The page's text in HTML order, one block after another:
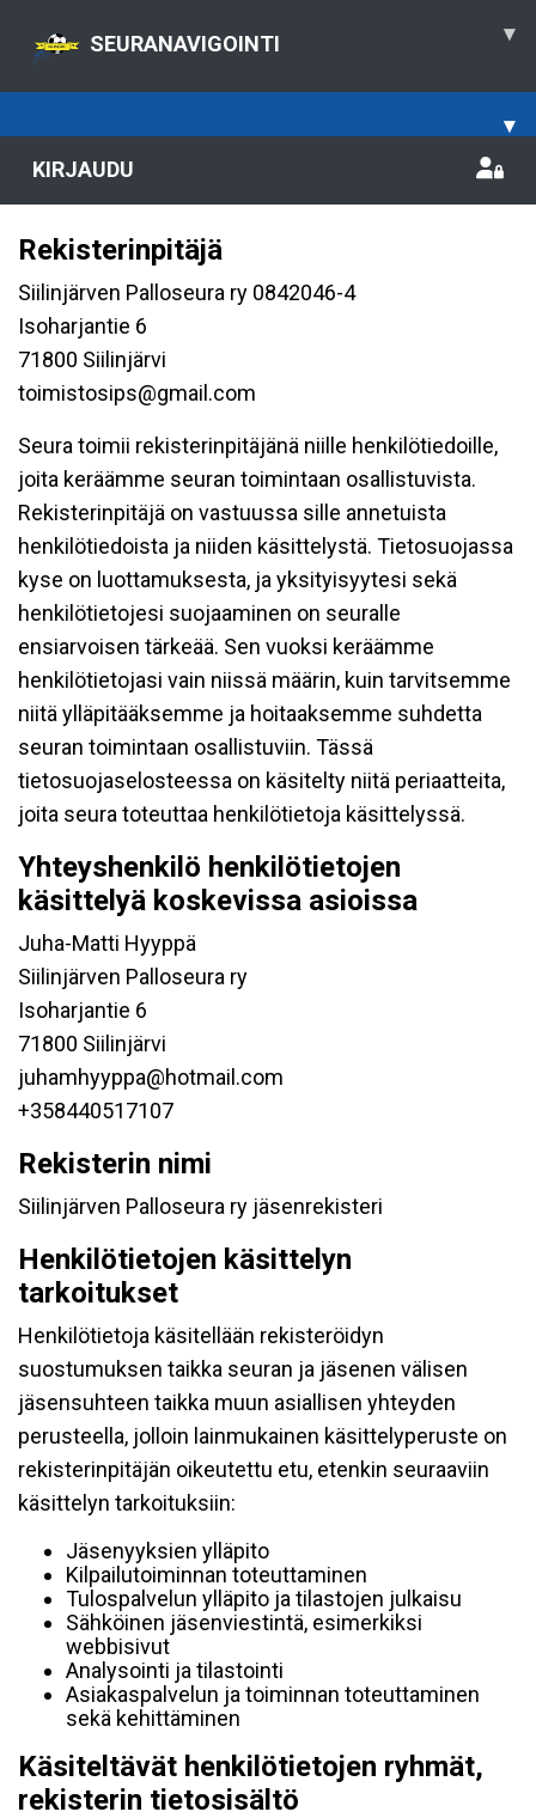
SEURANAVIGOINTI ▾
▾
KIRJAUDU
Rekisterinpitäjä
Siilinjärven Palloseura ry 0842046-4
Isoharjantie 6
71800 Siilinjärvi
toimistosips@gmail.com
Seura toimii rekisterinpitäjänä niille henkilötiedoille,
joita keräämme seuran toimintaan osallistuvista.
Rekisterinpitäjä on vastuussa sille annetuista
henkilötiedoista ja niiden käsittelystä. Tietosuojassa
kyse on luottamuksesta, ja yksityisyytesi sekä
henkilötietojesi suojaaminen on seuralle
ensiarvoisen tärkeää. Sen vuoksi keräämme
henkilötietojasi vain niissä määrin, kuin tarvitsemme
niitä ylläpitääksemme ja hoitaaksemme suhdetta
seuran toimintaan osallistuviin. Tässä
tietosuojaselosteessa on käsitelty niitä periaatteita,
joita seura toteuttaa henkilötietoja käsittelyssä.
Yhteyshenkilö henkilötietojen
käsittelyä koskevissa asioissa
Juha-Matti Hyyppä
Siilinjärven Palloseura ry
Isoharjantie 6
71800 Siilinjärvi
juhamhyyppa@hotmail.com
+358440517107
Rekisterin nimi
Siilinjärven Palloseura ry jäsenrekisteri
Henkilötietojen käsittelyn
tarkoitukset
Henkilötietoja käsitellään rekisteröidyn
suostumuksen taikka seuran ja jäsenen välisen
jäsensuhteen taikka muun asiallisen yhteyden
perusteella, jolloin lainmukainen käsittelyperuste on
rekisterinpitäjän oikeutettu etu, etenkin seuraaviin
käsittelyn tarkoituksiin:
Jäsenyyksien ylläpito
Kilpailutoiminnan toteuttaminen
Tulospalvelun ylläpito ja tilastojen julkaisu
Sähköinen jäsenviestintä, esimerkiksi
webbisivut
Analysointi ja tilastointi
Asiakaspalvelun ja toiminnan toteuttaminen
sekä kehittäminen
Käsiteltävät henkilötietojen ryhmät,
rekisterin tietosisältö